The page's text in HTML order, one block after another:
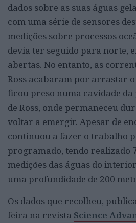
dados sobre as suas águas
com uma série de sensores
medições sobre processos
devia ter seguido para norte,
abertas. No entanto, as
Ross acabaram por arrastar
ficou preso numa cavidade
de Ross, onde permaneceu
voltar a emergir. Apesar de
continuou a fazer o trabalho
programado, tendo realizado
medições das águas do
uma profundidade de 200
Os dados que recolheu,
feira na revista Science